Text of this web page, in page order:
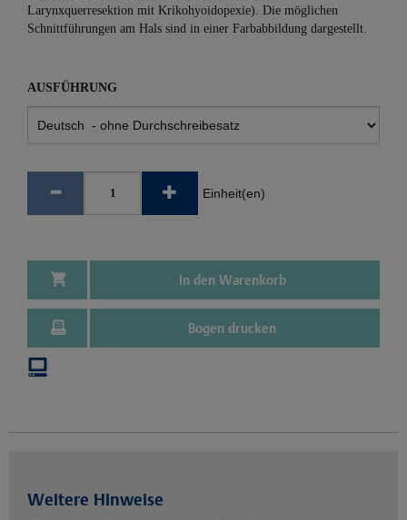
Larynxquerresektion mit Krikohyoidopexie). Die möglichen
Schnittführungen am Hals sind in einer Farbabbildung dargestellt.
AUSFÜHRUNG
Einheit(en)
In den Warenkorb
Bogen drucken
Weitere Hinweise